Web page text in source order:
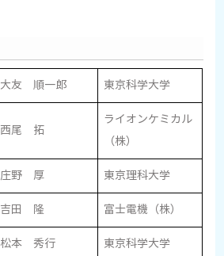
大友 順一郎 東京科学大学
西尾 拓
ライオンケミカル
（株）
庄野 厚 東京理科大学
吉田 隆 富士電機（株）
松本 秀行 東京科学大学